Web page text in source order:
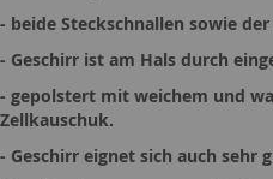
- beide Steckschnallen sowie
- Geschirr ist am Hals durch
- gepolstert mit weichem und
Zellkauschuk.
- Geschirr eignet sich auch sehr